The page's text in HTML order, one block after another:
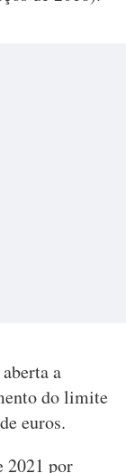
a
do limite
euros.
2021 por